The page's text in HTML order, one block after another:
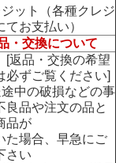
ット（各種クレジ
てお支払い）
・交換について
・交換の希望
必ずご覧ください]
中の破損などの事
良品や注文の品と
品が
場合、早急にご
さい